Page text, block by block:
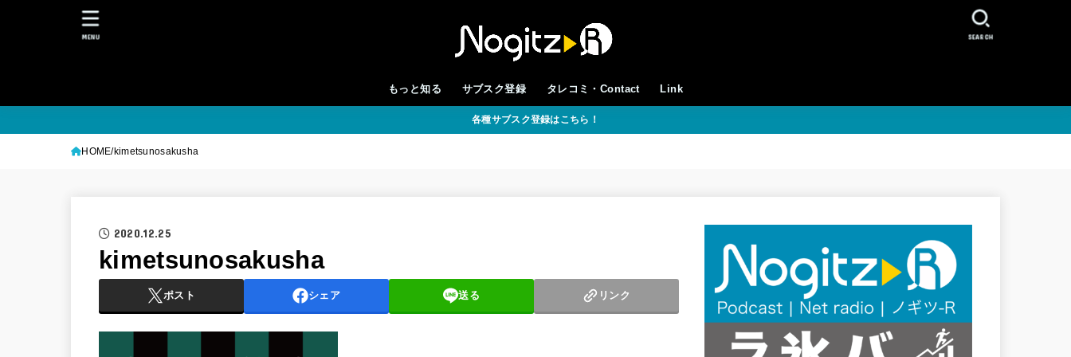
もっと知る サブスク登録 タレコミ・Contact Link
SEARCH
MENU
各種サブスク登録はこちら！
HOME kimetsunosakusha
2020.12.25
kimetsunosakusha
ポスト シェア 送る リンク